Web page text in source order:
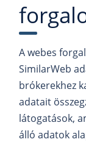
A webes
SimilarWeb
brókerekhez
adatait
látogatások,
álló adatok